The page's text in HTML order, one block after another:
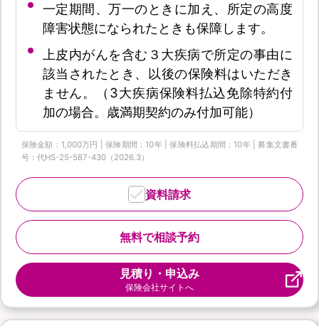
一定期間、万一のときに加え、所定の高度
障害状態になられたときも保障します。
上皮内がんを含む３大疾病で所定の事由に
該当されたとき、以後の保険料はいただき
ません。（3大疾病保険料払込免除特約付
加の場合。歳満期契約のみ付加可能）
保険金額：1,000万円 | 保険期間：10年 | 保険料払込期間：10年 | 募集文書番
号：代HS-25-587-430（2026.3）
無料で相談予約
資料請求
見積り・申込み
保険会社サイトへ